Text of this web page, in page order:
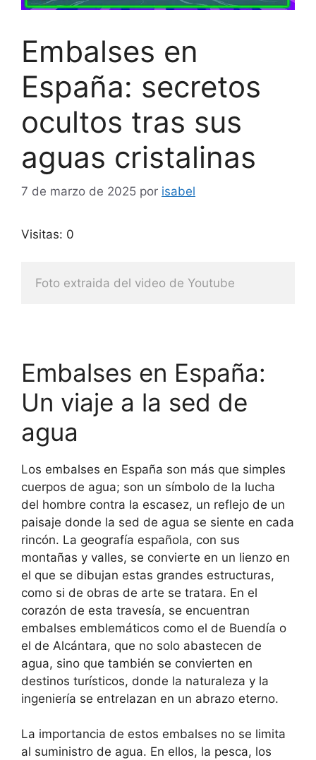
Embalses en
España: secretos
ocultos tras sus
aguas cristalinas
7 de marzo de 2025 por isabel
Visitas: 0
Foto extraida del video de Youtube
Embalses en España:
Un viaje a la sed de
agua
Los embalses en España son más que simples
cuerpos de agua; son un símbolo de la lucha
del hombre contra la escasez, un reflejo de un
paisaje donde la sed de agua se siente en cada
rincón. La geografía española, con sus
montañas y valles, se convierte en un lienzo en
el que se dibujan estas grandes estructuras,
como si de obras de arte se tratara. En el
corazón de esta travesía, se encuentran
embalses emblemáticos como el de Buendía o
el de Alcántara, que no solo abastecen de
agua, sino que también se convierten en
destinos turísticos, donde la naturaleza y la
ingeniería se entrelazan en un abrazo eterno.
La importancia de estos embalses no se limita
al suministro de agua. En ellos, la pesca, los